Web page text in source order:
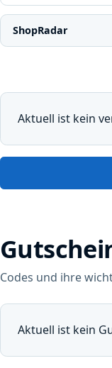
ShopRadar
Aktuell ist kein
Codes und ihre
Aktuell ist kein